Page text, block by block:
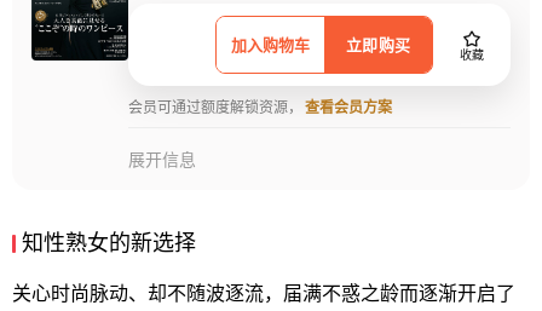
加入购物车 立即购买 收藏
会员可通过额度解锁资源， 查看会员方案
展开信息
知性熟女的新选择
关心时尚脉动、却不随波逐流，届满不惑之龄而逐渐开启了